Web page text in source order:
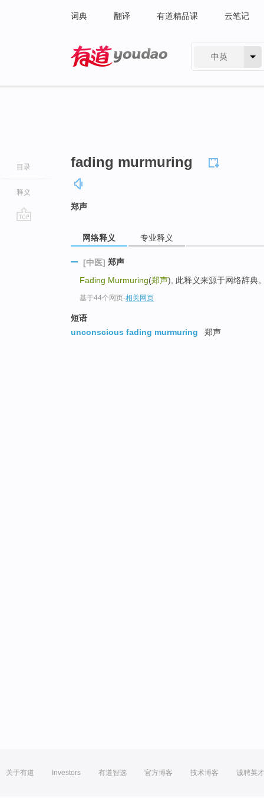
词典 翻译 有道精品课 云笔记
中英
目录
释义
fading murmuring
郑声
网络释义 专业释义
[中医] 郑声
Fading Murmuring(郑声), 此释义来源于网络辞典
基于44个网页-相关网页
短语
unconscious fading murmuring
郑声
关于有道 Investors 有道智选 官方博客 技术博客 诚聘英才